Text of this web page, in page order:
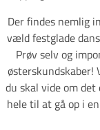
Der findes nemlig
væld festglade
Prøv selv og
østerskundskaber!
du skal vide om
hele til at gå op i